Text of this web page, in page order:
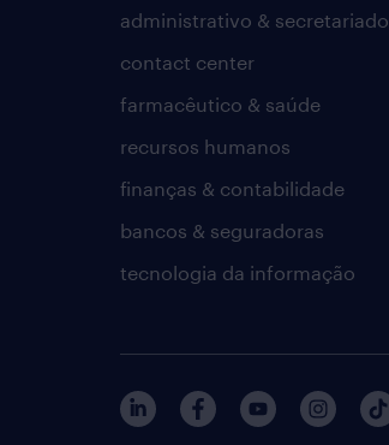
administrativo & secretariado
contact center
farmacêutico & saúde
recursos humanos
finanças & contabilidade
bancos & seguradoras
tecnologia da informação